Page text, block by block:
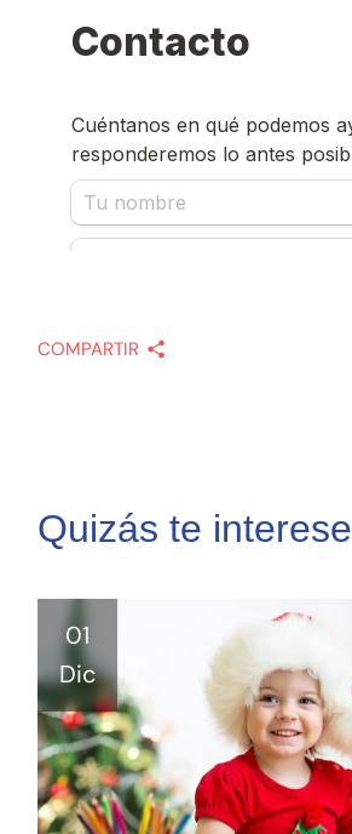
COMPARTIR
Quizás te interese
01
Dic